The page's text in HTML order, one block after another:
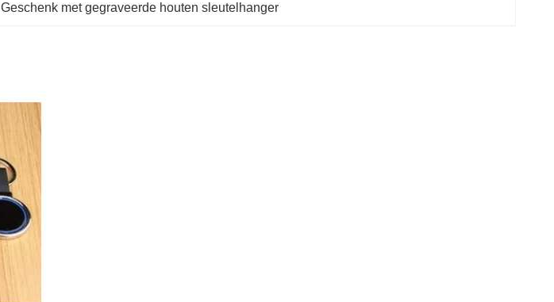
Geschenk met gegraveerde houten sleutelhanger